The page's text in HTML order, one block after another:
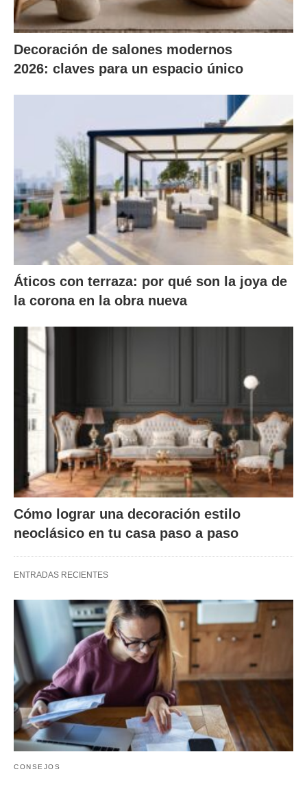
Decoración de salones modernos
2026: claves para un espacio único
Áticos con terraza: por qué son la joya de
la corona en la obra nueva
Cómo lograr una decoración estilo
neoclásico en tu casa paso a paso
ENTRADAS RECIENTES
CONSEJOS